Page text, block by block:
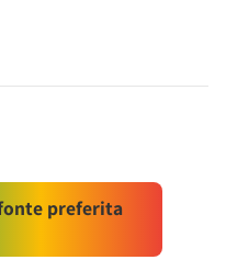
preferita